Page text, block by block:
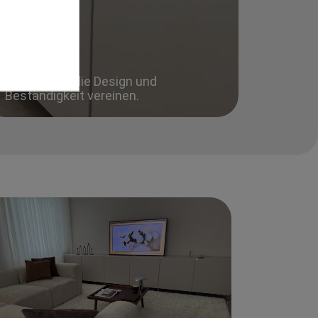
Materialien, die Design und
Beständigkeit vereinen.